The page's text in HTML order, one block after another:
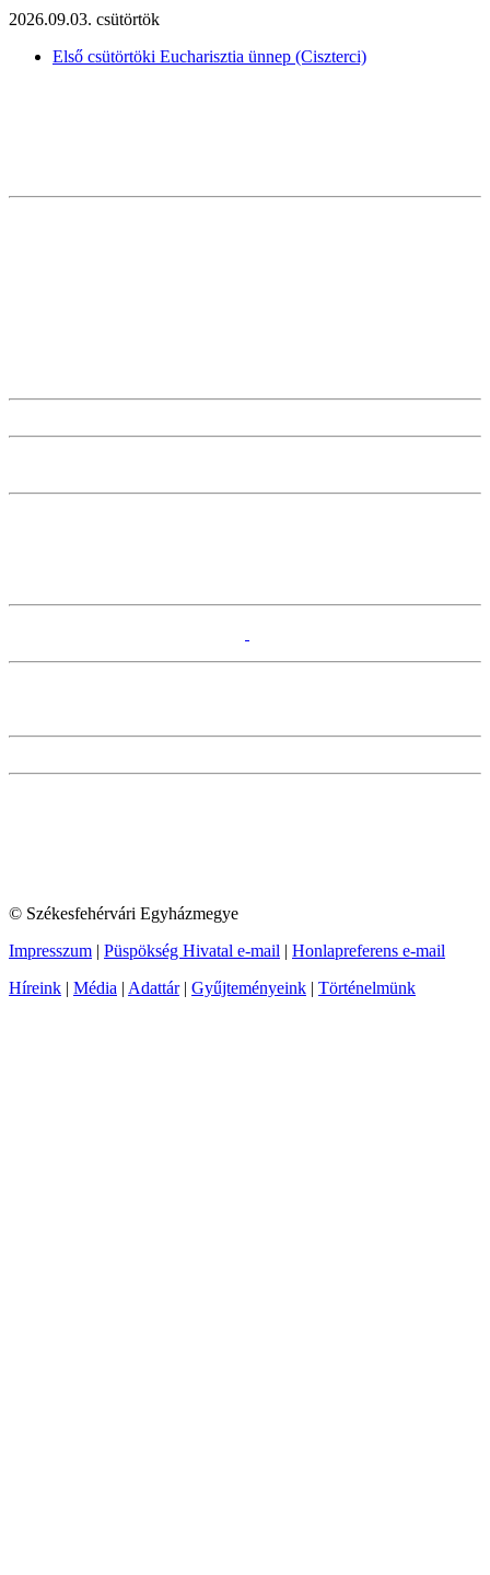
2026.09.03. csütörtök
Első csütörtöki Eucharisztia ünnep (Ciszterci)
© Székesfehérvári Egyházmegye
Impresszum | Püspökség Hivatal e-mail | Honlapreferens e-mail
Híreink | Média | Adattár| Gyűjteményeink | Történelmünk